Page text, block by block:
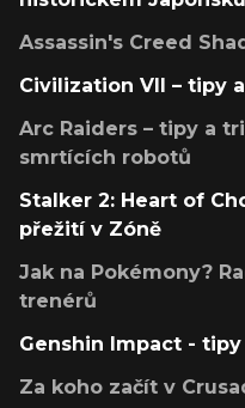
Assassin's Creed
Civilization VII – tipy
Arc Raiders – tipy a
smrtících robotů
Stalker 2: Heart of
přežití v Zóně
Jak na Pokémony?
trenérů
Genshin Impact -
Za koho začít v